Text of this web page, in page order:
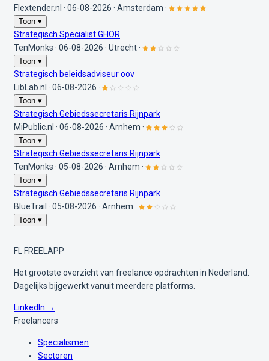
Flextender.nl · 06-08-2026 · Amsterdam ·
Toon ▾
Strategisch Specialist GHOR
TenMonks · 06-08-2026 · Utrecht ·
Toon ▾
Strategisch beleidsadviseur oov
LibLab.nl · 06-08-2026 ·
Toon ▾
Strategisch Gebiedssecretaris Rijnpark
MiPublic.nl · 06-08-2026 · Arnhem ·
Toon ▾
Strategisch Gebiedssecretaris Rijnpark
TenMonks · 05-08-2026 · Arnhem ·
Toon ▾
Strategisch Gebiedssecretaris Rijnpark
BlueTrail · 05-08-2026 · Arnhem ·
Toon ▾
FL FREELAPP
Het grootste overzicht van freelance opdrachten in Nederland.
Dagelijks bijgewerkt vanuit meerdere platforms.
LinkedIn →
Freelancers
Specialismen
Sectoren